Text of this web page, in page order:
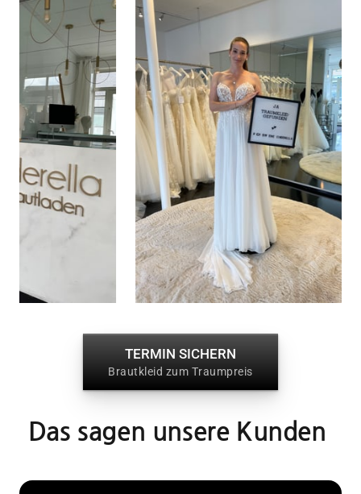
TERMIN SICHERN
Brautkleid zum Traumpreis
Das sagen unsere Kunden